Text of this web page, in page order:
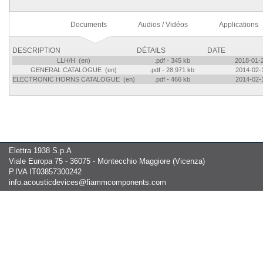
Documents Audios / Vidéos Applications
DESCRIPTION DÉTAILS DATE
LLH/H (en) .pdf - 345 kb
2018-01-
GENERAL CATALOGUE (en)
.pdf - 28,971 kb
2014-02-
ELECTRONIC HORNS CATALOGUE (en)
.pdf - 466 kb 2014-02-
Elettra 1938 S.p.A
Viale Europa 75 - 36075 - Montecchio Maggiore (Vicenza)
P.IVA IT03857300242
info.acousticdevices@fiammcomponents.com